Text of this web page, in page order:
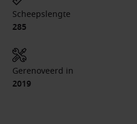
Scheepslengte
285
Gerenoveerd in
2019